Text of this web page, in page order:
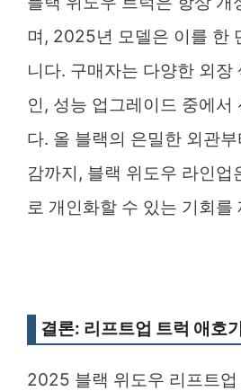
며, 2025년 모델은 이를 한
니다. 구매자는 다양한 외장
인, 성능 업그레이드 중에서
다. 올 블랙의 은밀한 외관
감까지, 블랙 위도우 라인업
로 개인화할 수 있는 기회를
결론: 리프트업 트럭 애호
2025 블랙 위도우 리프트업